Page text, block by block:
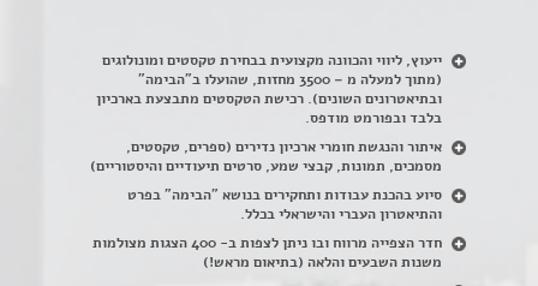
ייעוץ, ליווי והכוונה מקצועית בבחירת טקסטים ומונולוגים
(מתוך למעלה מ – 3500 מחזות, שהועלו ב"הבימה"
ובתיאטרונים השונים). רכישת הטקסטים מתבצעת בארכיון
בלבד ובפורמט מודפס.
איתור והנגשת חומרי ארכיון נדירים (ספרים, טקסטים,
מסמכים, תמונות, קבצי שמע, סרטים תיעודיים והיסטוריים)
סיוע בהכנת עבודות ותחקירים בנושא "הבימה" בפרט
והתיאטרון העברי והישראלי בכלל.
חדר הצפייה מרווח ובו ניתן לצפות ב- 400 הצגות מצולמות
משנות השבעים והלאה (בתיאום מראש!)